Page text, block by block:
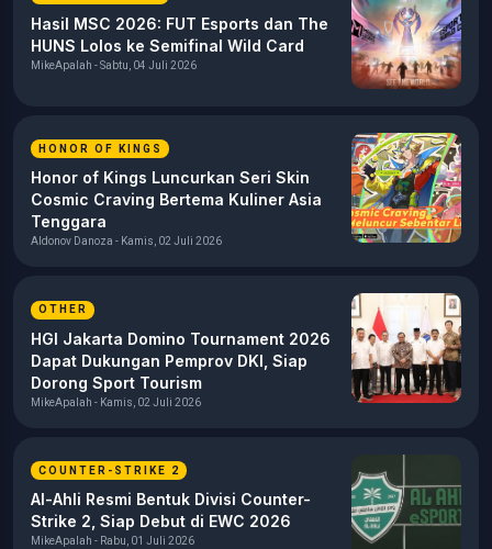
Hasil MSC 2026: FUT Esports dan The
HUNS Lolos ke Semifinal Wild Card
MikeApalah - Sabtu, 04 Juli 2026
HONOR OF KINGS
Honor of Kings Luncurkan Seri Skin
Cosmic Craving Bertema Kuliner Asia
Tenggara
Aldonov Danoza - Kamis, 02 Juli 2026
OTHER
HGI Jakarta Domino Tournament 2026
Dapat Dukungan Pemprov DKI, Siap
Dorong Sport Tourism
MikeApalah - Kamis, 02 Juli 2026
COUNTER-STRIKE 2
Al-Ahli Resmi Bentuk Divisi Counter-
Strike 2, Siap Debut di EWC 2026
MikeApalah - Rabu, 01 Juli 2026